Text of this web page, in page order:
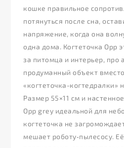
кошке правильное
потянуться после сна,
напряжение, когда она
одна дома. Когтеточка Opp
за питомца и интерьер, про
продуманный объект
«когтеточка-когтедралки»
Размер 55×11 см и
Opp grey идеальной для
когтеточка не
мешает роботу‑пылесосу.